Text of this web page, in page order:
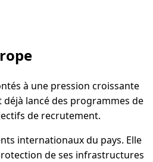
à une pression croissante
lancé des programmes de
de recrutement.
internationaux du pays. Elle
de ses infrastructures